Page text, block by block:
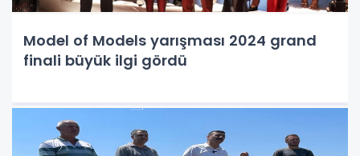
Model of Models yarışması 2024 grand
finali büyük ilgi gördü